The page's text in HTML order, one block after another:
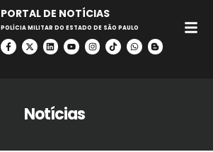
PORTAL DE NOTÍCIAS
POLÍCIA MILITAR DO ESTADO DE SÃO PAULO
Notícias